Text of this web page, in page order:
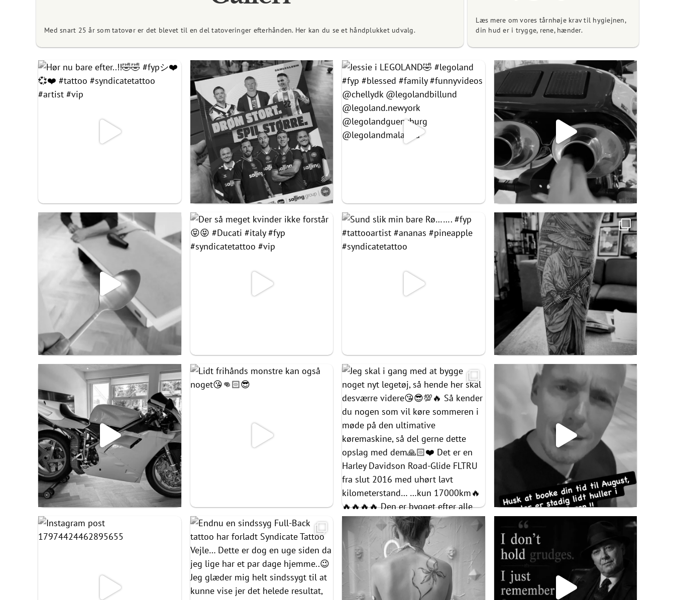
Med snart 25 år som tatovør er det blevet til en del tatoveringer efterhånden. Her kan du se et håndplukket udvalg.
Læs mere om vores tårnhøje krav til hygiejnen,
din hud er i trygge, rene, hænder.